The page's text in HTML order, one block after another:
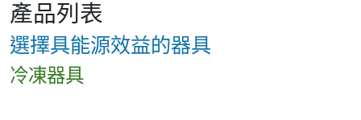
產品列表
選擇具能源效益的器具
冷凍器具